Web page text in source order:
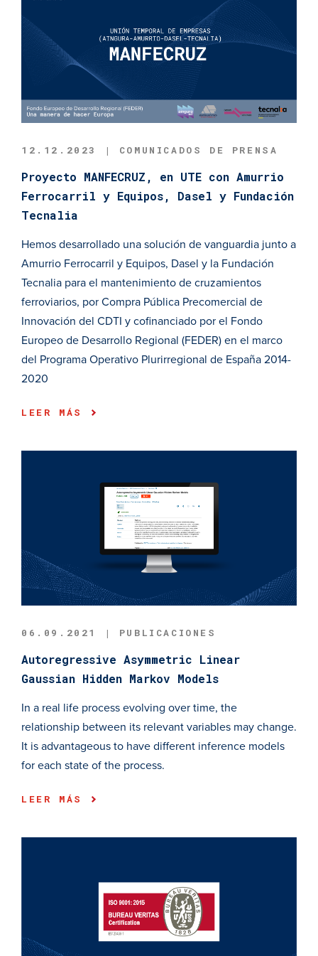
12.12.2023 | COMUNICADOS DE PRENSA
Proyecto MANFECRUZ, en UTE con Amurrio
Ferrocarril y Equipos, Dasel y Fundación
Tecnalia
Hemos desarrollado una solución de vanguardia junto a
Amurrio Ferrocarril y Equipos, Dasel y la Fundación
Tecnalia para el mantenimiento de cruzamientos
ferroviarios, por Compra Pública Precomercial de
Innovación del CDTI y cofinanciado por el Fondo
Europeo de Desarrollo Regional (FEDER) en el marco
del Programa Operativo Plurirregional de España 2014-
2020
LEER MÁS
06.09.2021 | PUBLICACIONES
Autoregressive Asymmetric Linear
Gaussian Hidden Markov Models
In a real life process evolving over time, the
relationship between its relevant variables may change.
It is advantageous to have different inference models
for each state of the process.
LEER MÁS